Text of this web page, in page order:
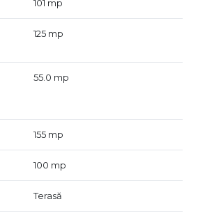
101 mp
125 mp
55.0 mp
155 mp
100 mp
Terasă